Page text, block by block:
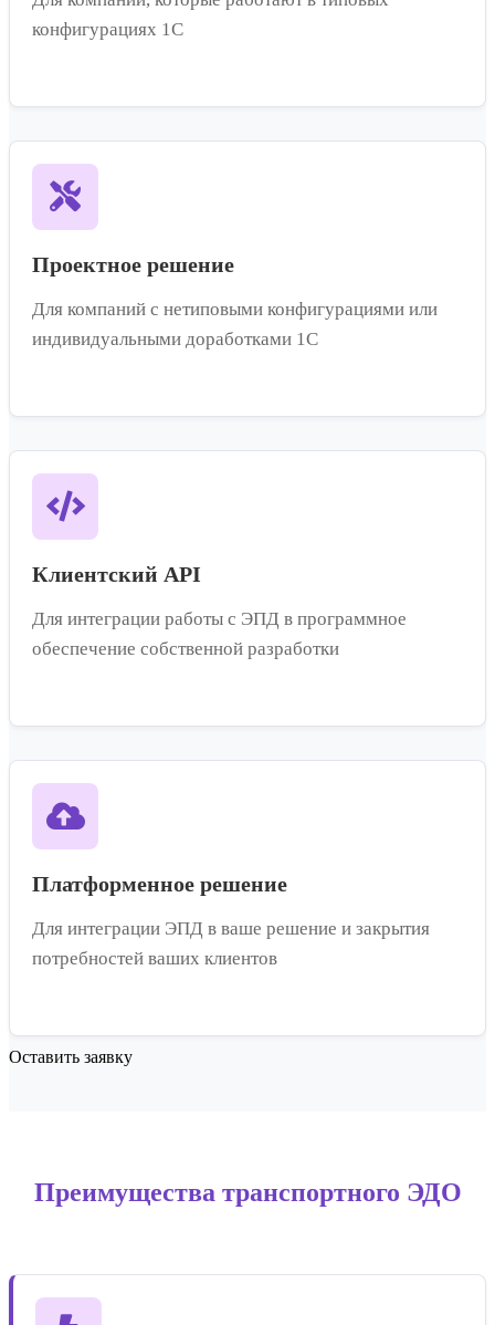
конфигурациях 1С
Проектное решение
Для компаний с нетиповыми конфигурациями или
индивидуальными доработками 1С
Клиентский API
Для интеграции работы с ЭПД в программное
обеспечение собственной разработки
Платформенное решение
Для интеграции ЭПД в ваше решение и закрытия
потребностей ваших клиентов
Оставить заявку
Преимущества транспортного ЭДО